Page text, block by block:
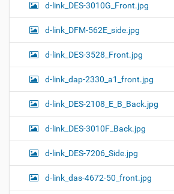
d-link_DES-3010G_Front.jpg
d-link_DFM-562E_side.jpg
d-link_DES-3528_Front.jpg
d-link_dap-2330_a1_front.jpg
d-link_DES-2108_E_B_Back.jpg
d-link_DES-3010F_Back.jpg
d-link_DES-7206_Side.jpg
d-link_das-4672-50_front.jpg